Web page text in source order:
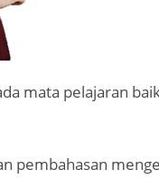
mata pelajaran
pembahasan